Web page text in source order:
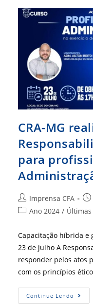
De
No
Mato
Sul
CRA-MG
para
Autor
do
Imprensa CFA
Categoria
post:
Ano 2024 /
Capacitação híbrida e
23 de julho A
responder pelos atos
com os princípios
Continue Lendo CRA-
MG